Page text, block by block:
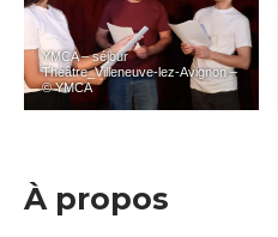
YMCA – séjour
Théâtre_Villeneuve-lez-Avignon –
© YMCA
À propos